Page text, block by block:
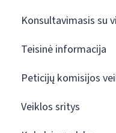
Konsultavimasis su
Teisinė informacija
Peticijų komisijos
Veiklos sritys